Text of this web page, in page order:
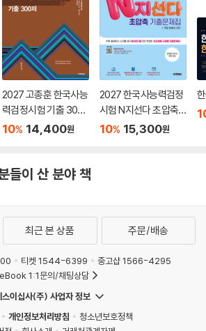
2027 고종훈 한국사능
력검정시험 기출 300
제
10% 14,400원
2027 한국사능력검정
시험 N지선다 초압축
기출문제집 심화(1·2·3
10% 15,300원
들이 산 분야 책
최근 본 상품 주문/배송
티켓 1544-6399
중고샵 1566-4295
eBook 1:1문의/채팅상담
스이십사(주) 사업자 정보
개인정보처리방침
청소년보호정책